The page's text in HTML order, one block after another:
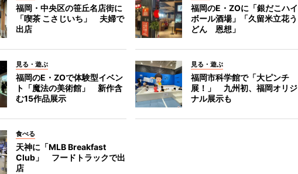
福岡・中央区の笹丘名店街に
「喫茶 こさじいち」 夫婦で
出店
福岡のE・ZOに「銀だこハイ
ボール酒場」「久留米立花う
どん 恩想」
見る・遊ぶ
福岡のE・ZOで体験型イベン
ト「魔法の美術館」 新作含
む15作品展示
見る・遊ぶ
福岡市科学館で「大ピンチ
展！」 九州初、福岡オリジ
ナル展示も
食べる
天神に「MLB Breakfast
Club」 フードトラックで出
店